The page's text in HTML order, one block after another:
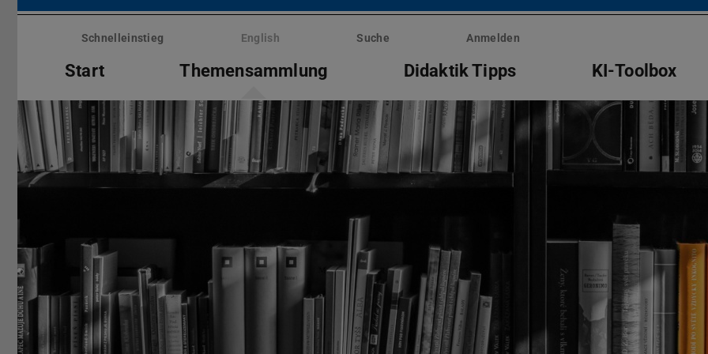
Menü
überspringenSchnelleinstieg English Suche Anmelden
Start Themensammlung Didaktik Tipps KI-Toolbox